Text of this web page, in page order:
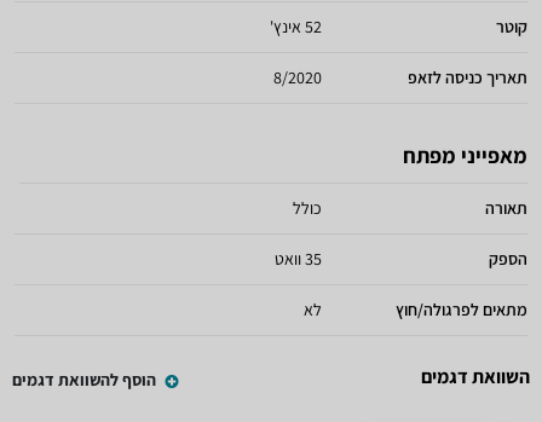
קוטר 52 אינץ'
תאריך כניסה לזאפ 8/2020
מאפייני מפתח
תאורה כולל
הספק 35 וואט
מתאים לפרגולה/חוץ לא
השוואת דגמים הוסף להשוואת דגמים